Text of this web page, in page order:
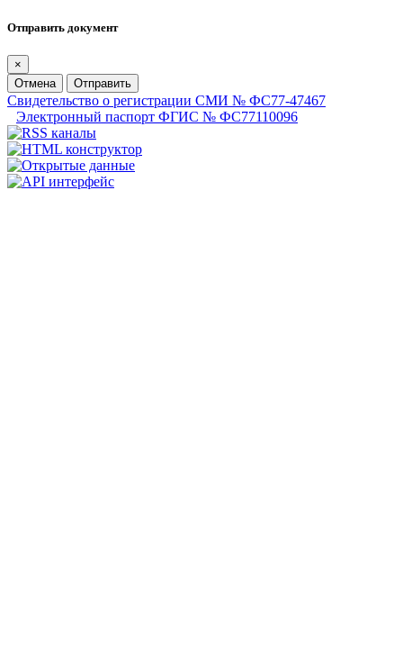
Отправить документ
×
Отмена
Отправить
Свидетельство о регистрации СМИ № ФС77-47467
Электронный паспорт ФГИС № ФС77110096